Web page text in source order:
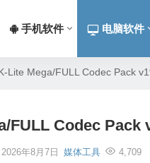
手机软件 电脑软件
Lite Mega/FULL Codec Pack
FULL Codec Pack
2026年8月7日 媒体工具 4,709